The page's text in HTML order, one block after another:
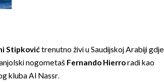
Stipkovićtrenutno živi u Saudijskoj Arabiji gdje
nogometaš Fernando Hierroradi kao
kluba Al Nassr.